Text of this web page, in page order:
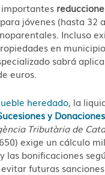
para jóvenes (hasta 32
Incluso
en
sabrá
euros
heredado, la
y Donaciones
Tributària de
exige un cálculo
las bonificaciones
futuras